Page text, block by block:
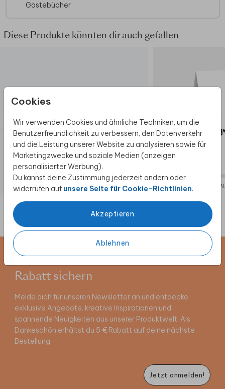
Cookies
Wir verwenden Cookies und ähnliche Techniken, um die
Benutzerfreundlichkeit zu verbessern, den Datenverkehr
und die Leistung unserer Website zu analysieren sowie für
Marketingzwecke und soziale Medien (anzeigen
personalisierter Werbung).
Du kannst deine Zustimmung jederzeit ändern oder
widerrufen auf unsere Seite für Cookie-Richtlinien.
Akzeptieren
Ablehnen
- Foliendruck nicht möglich
- Material: Leineneinband
Gästebücher
Diese Produkte könnten dir auch gefallen
NAMENSKARTEN MENÜ
Newsletter abonnieren und 5 €
Rabatt sichern
Melde dich für unseren Newsletter an und entdecke
exklusive Angebote, kreative Inspirationen und
spannende Neuigkeiten aus unserer Produktwelt. Als
Dankeschön erhältst du 5 € Rabatt auf deine nächste
Bestellung.
Jetzt anmelden!